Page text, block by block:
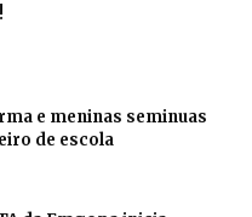
e meninas seminuas
de escola